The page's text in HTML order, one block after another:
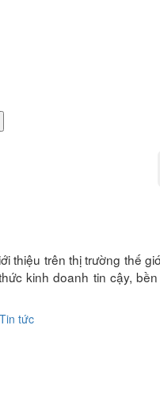
thiệu trên thị trường thế
kinh doanh tin cậy,
Tin tức